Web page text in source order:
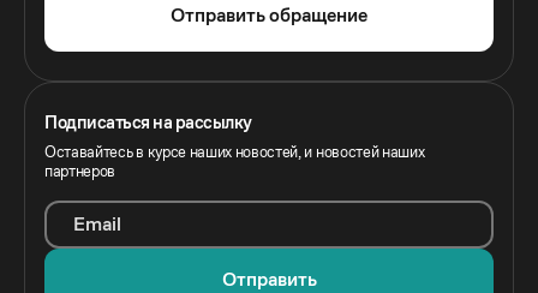
Отправить обращение
Подписаться на рассылку
Оставайтесь в курсе наших новостей, и новостей наших
партнеров
Email
Отправить